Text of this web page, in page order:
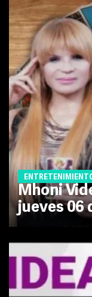
Mhoni
jueves 06